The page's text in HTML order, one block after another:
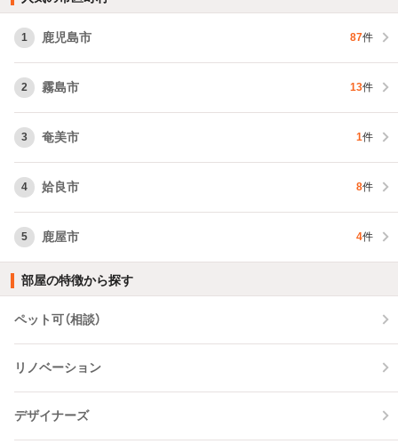
1 鹿児島市 87件
2 霧島市 13件
3 奄美市 1件
4 姶良市 8件
5 鹿屋市 4件
部屋の特徴から探す
ペット可（相談）
リノベーション
デザイナーズ